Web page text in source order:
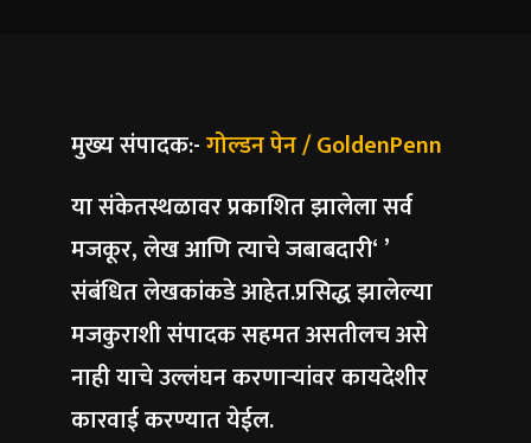
मुख्य संपादक:-गोल्डन पेन / GoldenPenn
या संकेतस्थळावर प्रकाशित झालेला सर्व
मजकूर, लेख आणि त्याचे जबाबदारी‘ ’
संबंधित लेखकांकडे आहेत.प्रसिद्ध झालेल्या
मजकुराशी संपादक सहमत असतीलच असे
नाही याचे उल्लंघन करणाऱ्यांवर कायदेशीर
कारवाई करण्यात येईल.